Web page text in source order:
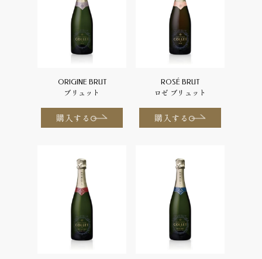
ORIGINE BRUT
ブリュット
購入する
ROSÉ BRUT
ロゼ ブリュット
購入する